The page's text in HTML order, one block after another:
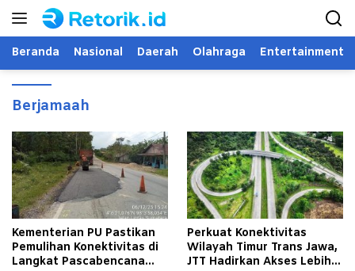
Langsung
Beranda Nasional Daerah Olahraga Entertainment
Berjamaah
Kementerian PU Pastikan
Pemulihan Konektivitas di
Langkat Pascabencana
Perkuat Konektivitas
Wilayah Timur Trans Jawa,
JTT Hadirkan Akses Lebih